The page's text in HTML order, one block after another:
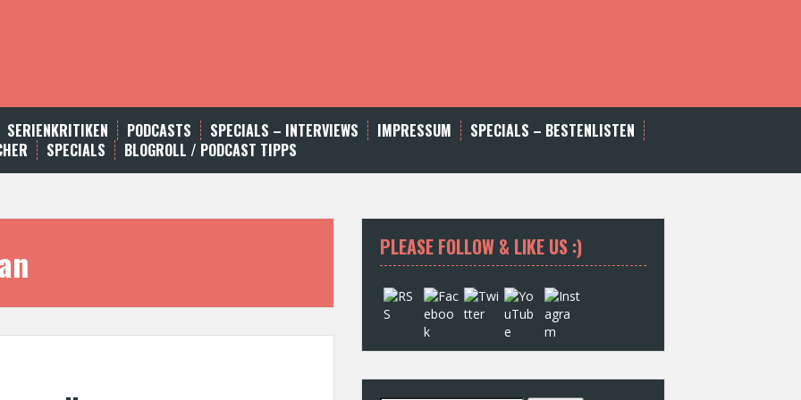
SERIENKRITIKEN PODCASTS SPECIALS – INTERVIEWS IMPRESSUM
SPECIALS – BESTENLISTEN
SPECIALS BLOGROLL / PODCAST TIPPS
PLEASE FOLLOW & LIKE US :)